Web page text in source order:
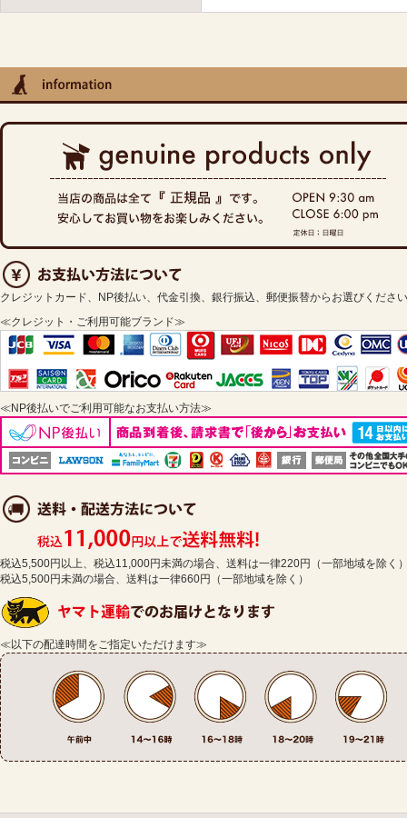
クレジットカード、NP後払い、代金引換、銀行振込、郵便振替からお選びくださ
≪クレジット・ご利用可能ブランド≫
≪NP後払いでご利用可能なお支払い方法≫
税込5,500円以上、税込11,000円未満の場合、送料は一律220円（一部地域を除く
税込5,500円未満の場合、送料は一律660円（一部地域を除く）
≪以下の配達時間をご指定いただけます≫